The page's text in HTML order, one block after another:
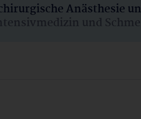
Anästhesie
und